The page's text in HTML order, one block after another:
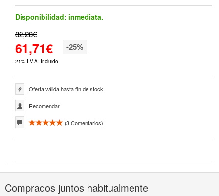
Disponibilidad: inmediata.
82,28€
61,71€ -25%
21% I.V.A. Incluido
Oferta válida hasta fin de stock.
Recomendar
(3Comentarios)
Comprados juntos habitualmente